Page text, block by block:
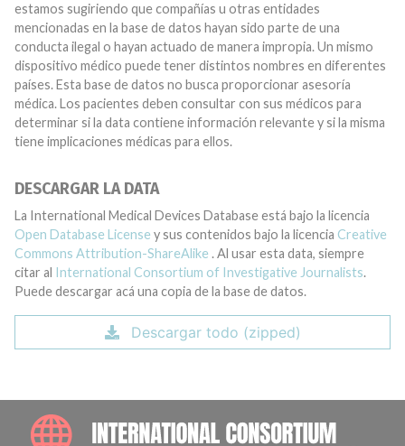
estamos sugiriendo que compañías u otras entidades
mencionadas en la base de datos hayan sido parte de una
conducta ilegal o hayan actuado de manera impropia. Un mismo
dispositivo médico puede tener distintos nombres en diferentes
países. Esta base de datos no busca proporcionar asesoría
médica. Los pacientes deben consultar con sus médicos para
determinar si la data contiene información relevante y si la misma
tiene implicaciones médicas para ellos.
DESCARGAR LA DATA
La International Medical Devices Database está bajo la licencia
Open Database License y sus contenidos bajo la licencia Creative
Commons Attribution-ShareAlike . Al usar esta data, siempre
citar al International Consortium of Investigative Journalists.
Puede descargar acá una copia de la base de datos.
Descargar todo (zipped)